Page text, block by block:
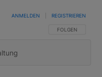
FOLGE DIESER
FOLGEN
ANMELDEN REGISTRIEREN